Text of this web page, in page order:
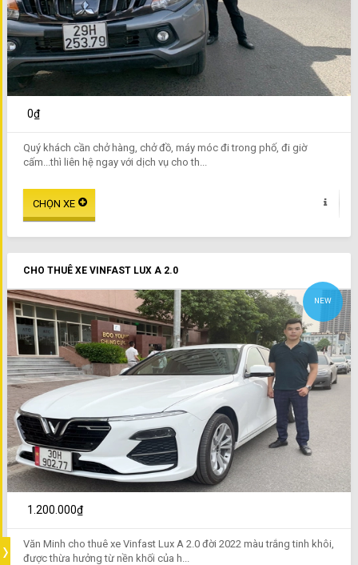
0₫
Quý khách cần chở hàng, chở đồ, máy móc đi trong phố, đi giờ
cấm...thì liên hệ ngay với dịch vụ cho th...
CHO THUÊ XE VINFAST LUX A 2.0
NEW
1.200.000₫
Văn Minh cho thuê xe Vinfast Lux A 2.0 đời 2022 màu trắng tinh khôi,
được thừa hưởng từ nền khối của h...